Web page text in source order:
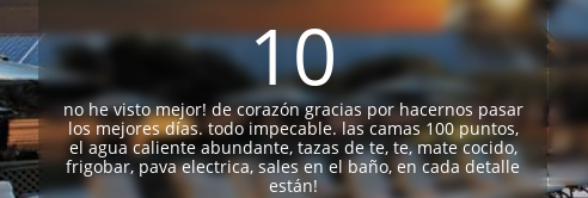
10
no he visto mejor! de corazón gracias por hacernos pasar
los mejores días. todo impecable. las camas 100 puntos,
el agua caliente abundante, tazas de te, te, mate cocido,
frigobar, pava electrica, sales en el baño, en cada detalle
están!